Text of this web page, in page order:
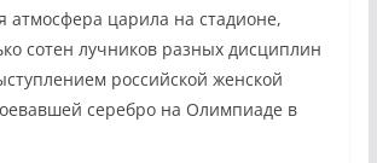
атмосфера царила на стадионе,
сотен лучников разных дисциплин
российской женской
серебро на Олимпиаде в